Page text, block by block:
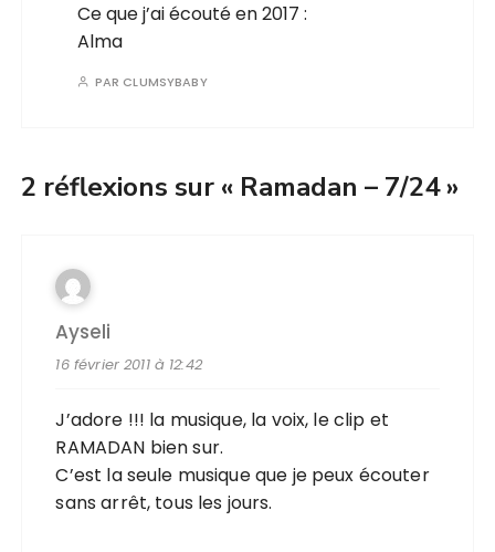
Ce que j’ai écouté en 2017 :
Alma
PAR CLUMSYBABY
2 réflexions sur « Ramadan – 7/24»
Ayseli
16 février 2011 à 12:42
J’adore !!! la musique, la voix, le clip et
RAMADAN bien sur.
C’est la seule musique que je peux écouter
sans arrêt, tous les jours.